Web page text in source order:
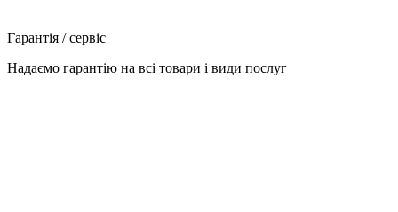
Гарантія / сервіс
Надаємо гарантію на всі товари і види послуг